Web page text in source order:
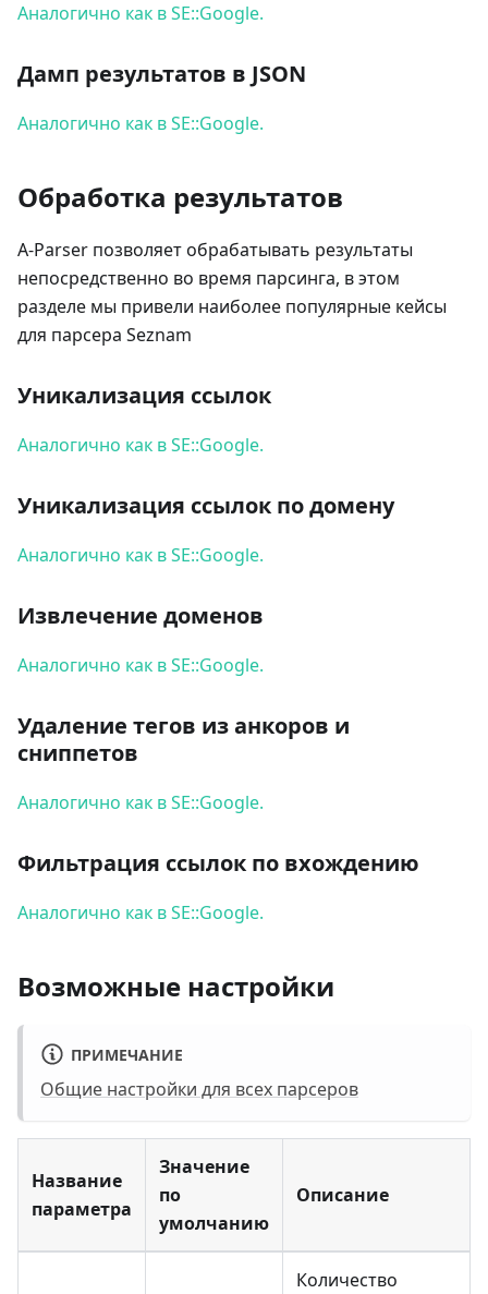
Аналогично как в SE::Google.
Дамп результатов в JSON
Аналогично как в SE::Google.
Обработка результатов
A-Parser позволяет обрабатывать результаты
непосредственно во время парсинга, в этом
разделе мы привели наиболее популярные кейсы
для парсера Seznam
Уникализация ссылок
Аналогично как в SE::Google.
Уникализация ссылок по домену
Аналогично как в SE::Google.
Извлечение доменов
Аналогично как в SE::Google.
Удаление тегов из анкоров и
сниппетов
Аналогично как в SE::Google.
Фильтрация ссылок по вхождению
Аналогично как в SE::Google.
Возможные настройки
ПРИМЕЧАНИЕ
Общие настройки для всех парсеров
Название
параметра
Значение
по
умолчанию
Описание
Количество